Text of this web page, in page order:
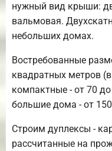
нужный вид крыши:
вальмовая.
небольших домах.
Востребованные
квадратных метров
компактные - от 70
большие дома - от
Строим дуплексы -
рассчитанные на